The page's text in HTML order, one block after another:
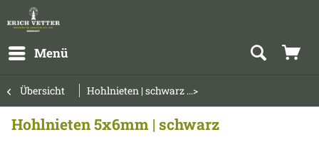
Menü
Übersicht Hohlnieten | schwarz ...>
Hohlnieten 5x6mm | schwarz